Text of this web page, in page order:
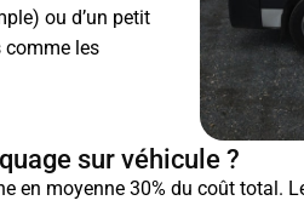
ou d’un petit
comme les
sur véhicule ?
en moyenne 30% du coût total.